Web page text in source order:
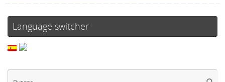
Language switcher